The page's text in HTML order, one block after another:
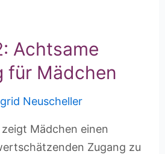
Achtsame
für Mädchen
Neuscheller
Mädchen einen
Zugang zu